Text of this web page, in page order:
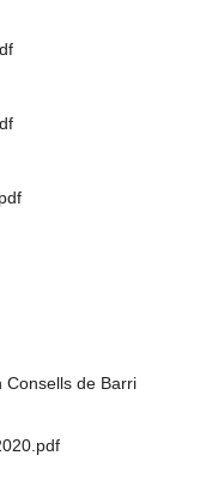
Consells de Barri